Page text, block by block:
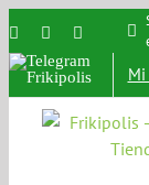
Saltar
al
contenido
InstagramFacebook
Telegram
Frikipolis